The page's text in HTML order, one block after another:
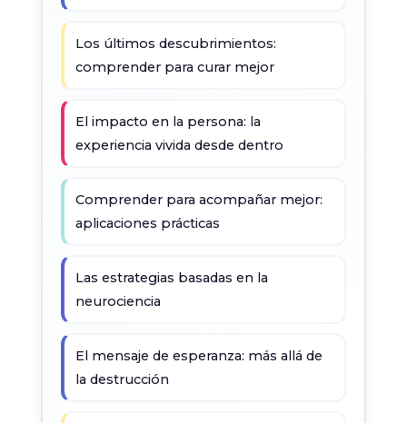
Los últimos descubrimientos:
comprender para curar mejor
El impacto en la persona: la
experiencia vivida desde dentro
Comprender para acompañar mejor:
aplicaciones prácticas
Las estrategias basadas en la
neurociencia
El mensaje de esperanza: más allá de
la destrucción